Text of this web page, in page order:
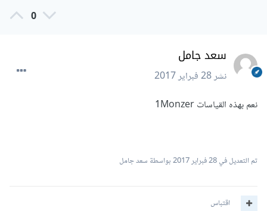
0
سعد جامل
نشر28 فبراير 2017
نعم بهذه القياسات 1Monzer
تم التعديل في28 فبراير 2017 بواسطة سعد جامل
اقتباس